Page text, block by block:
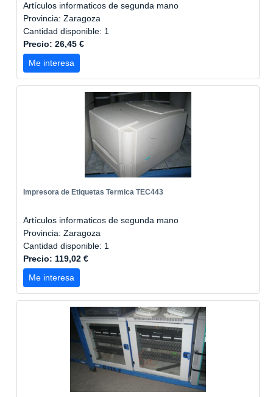
Artículos informaticos de segunda mano
Provincia: Zaragoza
Cantidad disponible: 1
Precio: 26,45 €
Me interesa
Impresora de Etiquetas Termica TEC443
Artículos informaticos de segunda mano
Provincia: Zaragoza
Cantidad disponible: 1
Precio: 119,02 €
Me interesa